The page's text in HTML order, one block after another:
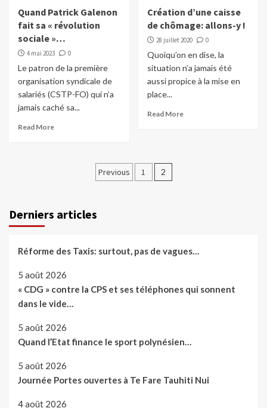
Quand Patrick Galenon
fait sa « révolution
sociale »…
4 mai 2023 0
Le patron de la première
organisation syndicale de
salariés (CSTP-FO) qui n’a
jamais caché sa...
Read More
Création d’une caisse
de chômage: allons-y !
28 juillet 2020 0
Quoiqu’on en dise, la
situation n’a jamais été
aussi propice à la mise en
place...
Read More
Pagination
publications
Previous 1 2
Derniers articles
Réforme des Taxis: surtout, pas de vagues…
5 août 2026
« CDG » contre la CPS et ses téléphones qui sonnent
dans le vide…
5 août 2026
Quand l’Etat finance le sport polynésien…
5 août 2026
Journée Portes ouvertes à Te Fare Tauhiti Nui
4 août 2026